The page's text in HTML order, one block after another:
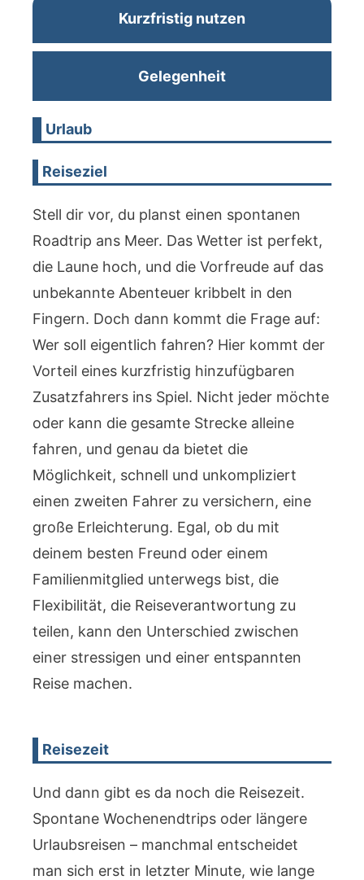
Kurzfristig nutzen
Gelegenheit
Urlaub
Reiseziel
Stell dir vor, du planst einen spontanen
Roadtrip ans Meer. Das Wetter ist perfekt,
die Laune hoch, und die Vorfreude auf das
unbekannte Abenteuer kribbelt in den
Fingern. Doch dann kommt die Frage auf:
Wer soll eigentlich fahren? Hier kommt der
Vorteil eines kurzfristig hinzufügbaren
Zusatzfahrers ins Spiel. Nicht jeder möchte
oder kann die gesamte Strecke alleine
fahren, und genau da bietet die
Möglichkeit, schnell und unkompliziert
einen zweiten Fahrer zu versichern, eine
große Erleichterung. Egal, ob du mit
deinem besten Freund oder einem
Familienmitglied unterwegs bist, die
Flexibilität, die Reiseverantwortung zu
teilen, kann den Unterschied zwischen
einer stressigen und einer entspannten
Reise machen.
Reisezeit
Und dann gibt es da noch die Reisezeit.
Spontane Wochenendtrips oder längere
Urlaubsreisen – manchmal entscheidet
man sich erst in letzter Minute, wie lange